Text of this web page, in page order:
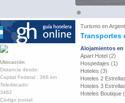
Turismo en
Transportes
Ubicación
Distancia desde:
Capital Federal : 366 km
Telediscado:
3462
Código postal:
Alojamientos en
Apart Hotel (2)
Hospedajes (1)
Hoteles (3)
Hoteles 2
Hoteles 3
Hoteles Boutique